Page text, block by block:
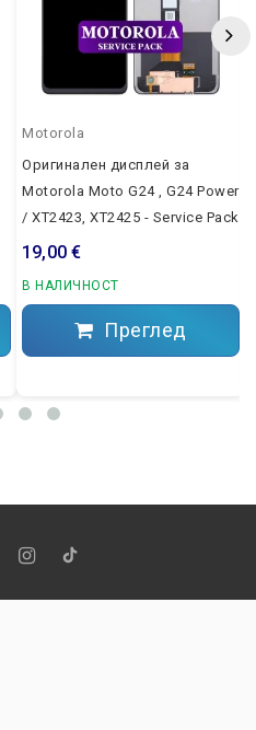
Motorola
Оригинален дисплей за
Motorola Moto G24 , G24 Power
/ XT2423, XT2425 - Service Pack
19,00 €
В НАЛИЧНОСТ
Преглед